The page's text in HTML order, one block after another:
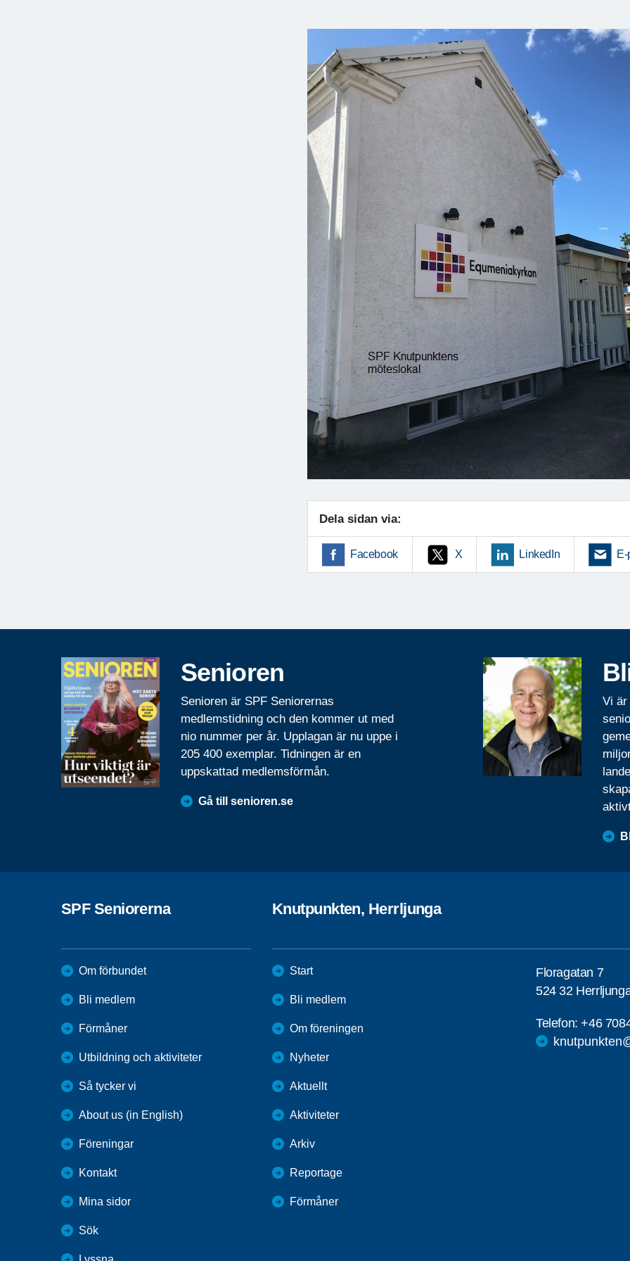
Dela sidan via:
Facebook X LinkedIn
Senioren
Senioren är SPF Seniorernas
medlemstidning och den kommer ut med
nio nummer per år. Upplagan är nu uppe i
205 400 exemplar. Tidningen är en
uppskattad medlemsförmån.
Gå till senioren.se
Vi är
SPF Seniorerna
Om förbundet
Bli medlem
Förmåner
Utbildning och aktiviteter
Så tycker vi
About us (in English)
Föreningar
Kontakt
Mina sidor
Sök
Knutpunkten, Herrljunga
Start
Bli medlem
Om föreningen
Nyheter
Aktuellt
Aktiviteter
Arkiv
Reportage
Förmåner
Floragatan 7
524 32
Telefon:+46